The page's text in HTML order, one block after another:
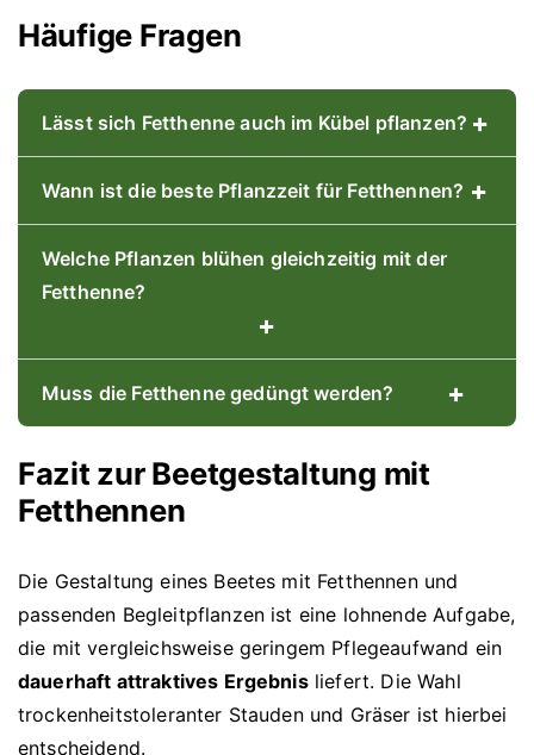
Häufige Fragen
Lässt sich Fetthenne auch im Kübel pflanzen? +
Wann ist die beste Pflanzzeit für Fetthennen? +
Welche Pflanzen blühen gleichzeitig mit der
Fetthenne?
+
Muss die Fetthenne gedüngt werden? +
Fazit zur Beetgestaltung mit
Fetthennen
Die Gestaltung eines Beetes mit Fetthennen und
passenden Begleitpflanzen ist eine lohnende Aufgabe,
die mit vergleichsweise geringem Pflegeaufwand ein
dauerhaft attraktives Ergebnisliefert. Die Wahl
trockenheitstoleranter Stauden und Gräser ist hierbei
entscheidend.